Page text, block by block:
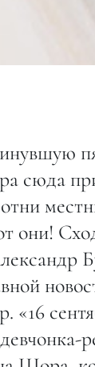
сюда
они!
«16